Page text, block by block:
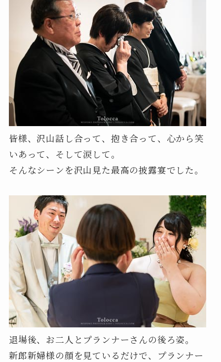
皆様、沢山話し合って、抱き合って、心から笑
いあって、そして涙して。
そんなシーンを沢山見た最高の披露宴でした。
退場後、お二人とプランナーさんの後ろ姿。
新郎新婦様の顔を見ているだけで、プランナー